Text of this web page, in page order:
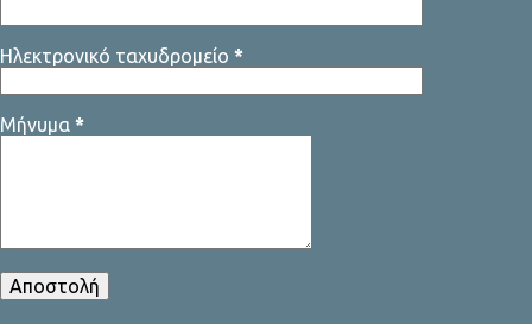
Ηλεκτρονικό ταχυδρομείο *
Μήνυμα *